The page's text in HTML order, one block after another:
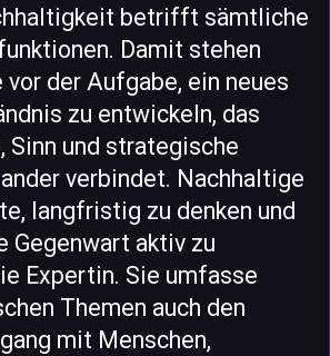
betrifft sämtliche
Damit stehen
vor der Aufgabe, ein neues
zu entwickeln, das
Sinn und strategische
verbindet. Nachhaltige
langfristig zu denken und
Gegenwart aktiv zu
Expertin. Sie umfasse
Themen auch den
mit Menschen,